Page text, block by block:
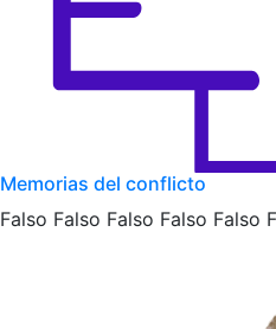
Memorias del conflicto
Falso Falso Falso Falso Falso